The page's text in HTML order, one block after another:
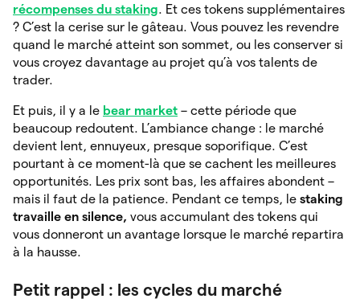
récompenses du staking. Et ces tokens supplémentaires
? C’est la cerise sur le gâteau. Vous pouvez les revendre
quand le marché atteint son sommet, ou les conserver si
vous croyez davantage au projet qu’à vos talents de
trader.
Et puis, il y a le bear market – cette période que
beaucoup redoutent. L’ambiance change : le marché
devient lent, ennuyeux, presque soporifique. C’est
pourtant à ce moment-là que se cachent les meilleures
opportunités. Les prix sont bas, les affaires abondent –
mais il faut de la patience. Pendant ce temps, le staking
travaille en silence, vous accumulant des tokens qui
vous donneront un avantage lorsque le marché repartira
à la hausse.
Petit rappel : les cycles du marché